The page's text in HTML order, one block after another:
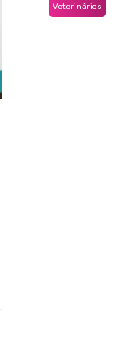
Veterinários